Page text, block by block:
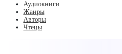
Аудиокниги
Жанры
Авторы
Чтецы